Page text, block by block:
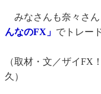
みなさんも奈々さん
んなのFX」 でトレー
（取材・文／ザイ
久）